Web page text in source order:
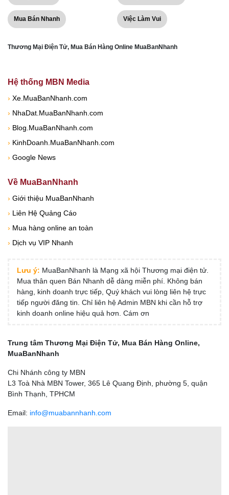
Mua Bán Nhanh Việc Làm Vui
Thương Mại Điện Tử, Mua Bán Hàng Online MuaBanNhanh
Hệ thống MBN Media
› Xe.MuaBanNhanh.com
› NhaDat.MuaBanNhanh.com
› Blog.MuaBanNhanh.com
› KinhDoanh.MuaBanNhanh.com
› Google News
Về MuaBanNhanh
› Giới thiệu MuaBanNhanh
› Liên Hệ Quảng Cáo
› Mua hàng online an toàn
› Dịch vụ VIP Nhanh
Lưu ý: MuaBanNhanh là Mạng xã hội Thương mại điện tử.
Mua thân quen Bán Nhanh dễ dàng miễn phí. Không bán
hàng, kinh doanh trực tiếp, Quý khách vui lòng liên hệ trực
tiếp người đăng tin. Chỉ liên hệ Admin MBN khi cần hỗ trợ
kinh doanh online hiệu quả hơn. Cám ơn
Trung tâm Thương Mại Điện Tử, Mua Bán Hàng Online,
MuaBanNhanh
Chi Nhánh công ty MBN
L3 Toà Nhà MBN Tower, 365 Lê Quang Định, phường 5, quận
Bình Thạnh, TPHCM
Email: info@muabannhanh.com